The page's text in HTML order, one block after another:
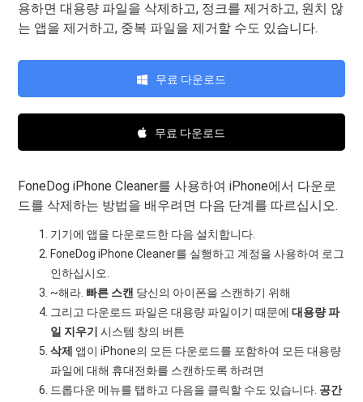
용하면 대용량 파일을 삭제하고, 정크를 제거하고, 원치 않
는 앱을 ​​제거하고, 중복 파일을 제거할 수도 있습니다.
무료 다운로드
무료 다운로드
FoneDog iPhone Cleaner를 사용하여 iPhone에서 다운로
드를 삭제하는 방법을 배우려면 다음 단계를 따르십시오.
기기에 앱을 다운로드한 다음 설치합니다.
FoneDog iPhone Cleaner를 실행하고 계정을 사용하여 로그
인하십시오.
~해라. 빠른 스캔 당신의 아이폰을 스캔하기 위해
그리고 다운로드 파일은 대용량 파일이기 때문에대용량 파
일 지우기 시스템 창의 버튼
삭제 앱이 iPhone의 모든 다운로드를 포함하여 모든 대용량
파일에 대해 휴대전화를 스캔하도록 하려면
드롭다운 메뉴를 탭하고 다음을 클릭할 수도 있습니다. 공간